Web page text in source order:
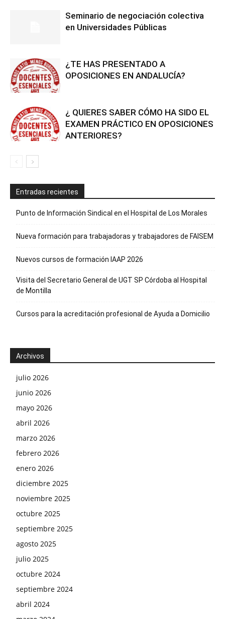
Seminario de negociación colectiva
en Universidades Públicas
¿TE HAS PRESENTADO A
OPOSICIONES EN ANDALUCÍA?
¿ QUIERES SABER CÓMO HA SIDO EL
EXAMEN PRÁCTICO EN OPOSICIONES
ANTERIORES?
Entradas recientes
Punto de Información Sindical en el Hospital de Los Morales
Nueva formación para trabajadoras y trabajadores de FAISEM
Nuevos cursos de formación IAAP 2026
Visita del Secretario General de UGT SP Córdoba al Hospital
de Montilla
Cursos para la acreditación profesional de Ayuda a Domicilio
Archivos
julio 2026
junio 2026
mayo 2026
abril 2026
marzo 2026
febrero 2026
enero 2026
diciembre 2025
noviembre 2025
octubre 2025
septiembre 2025
agosto 2025
julio 2025
octubre 2024
septiembre 2024
abril 2024